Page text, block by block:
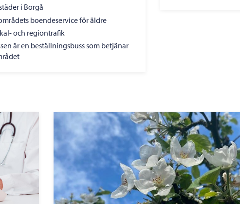
i Borgå
boendeservice för äldre
och regiontrafik
är en beställningsbuss som betjänar